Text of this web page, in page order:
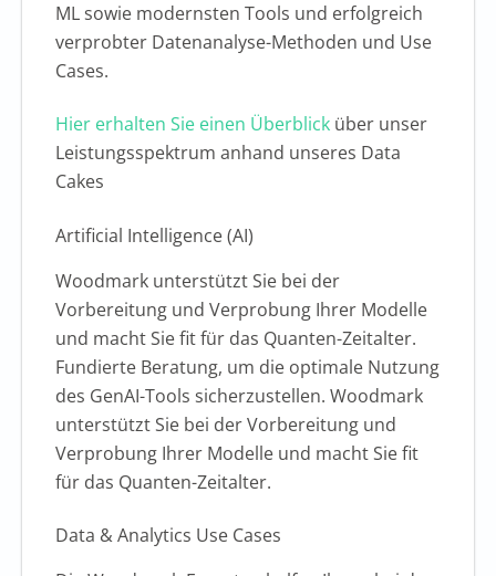
ML sowie modernsten Tools und erfolgreich
verprobter Datenanalyse-Methoden und Use
Cases.
Hier erhalten Sie einen Überblick über unser
Leistungsspektrum anhand unseres Data
Cakes
Artificial Intelligence (AI)
Woodmark unterstützt Sie bei der
Vorbereitung und Verprobung Ihrer Modelle
und macht Sie fit für das Quanten-Zeitalter.
Fundierte Beratung, um die optimale Nutzung
des GenAI-Tools sicherzustellen. Woodmark
unterstützt Sie bei der Vorbereitung und
Verprobung Ihrer Modelle und macht Sie fit
für das Quanten-Zeitalter.
Data & Analytics Use Cases